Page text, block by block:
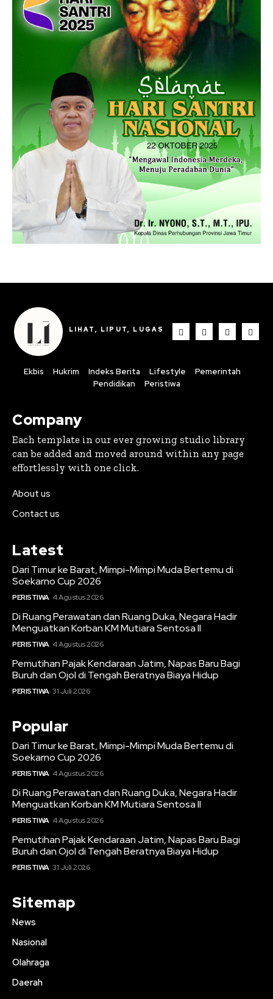
LIHAT, LIPUT, LUGAS
Ekbis Hukrim Indeks Berita Lifestyle
Pemerintah
Pendidikan
Peristiwa
Company
Each template in our ever growing studio library
can be added and moved around within any page
effortlessly with one click.
About us
Contact us
Latest
Dari Timur ke Barat, Mimpi-Mimpi Muda Bertemu di
Soekarno Cup 2026
PERISTIWA 4 Agustus 2026
Di Ruang Perawatan dan Ruang Duka, Negara Hadir
Menguatkan Korban KM Mutiara Sentosa II
PERISTIWA 4 Agustus 2026
Pemutihan Pajak Kendaraan Jatim, Napas Baru Bagi
Buruh dan Ojol di Tengah Beratnya Biaya Hidup
PERISTIWA 31 Juli 2026
Popular
Dari Timur ke Barat, Mimpi-Mimpi Muda Bertemu di
Soekarno Cup 2026
PERISTIWA 4 Agustus 2026
Di Ruang Perawatan dan Ruang Duka, Negara Hadir
Menguatkan Korban KM Mutiara Sentosa II
PERISTIWA 4 Agustus 2026
Pemutihan Pajak Kendaraan Jatim, Napas Baru Bagi
Buruh dan Ojol di Tengah Beratnya Biaya Hidup
PERISTIWA 31 Juli 2026
Sitemap
News
Nasional
Olahraga
Daerah